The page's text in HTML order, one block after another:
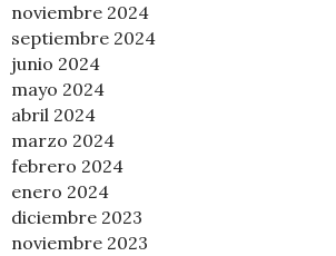
noviembre 2024
septiembre 2024
junio 2024
mayo 2024
abril 2024
marzo 2024
febrero 2024
enero 2024
diciembre 2023
noviembre 2023